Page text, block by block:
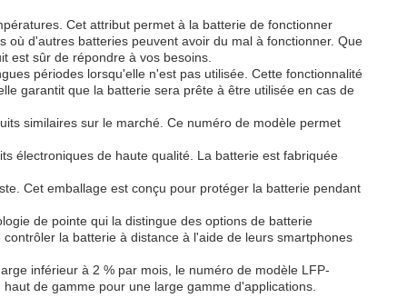
Cet attribut permet à la batterie de fonctionner
d'autres batteries peuvent avoir du mal à fonctionner. Que
est sûr de répondre à vos besoins.
périodes lorsqu'elle n'est pas utilisée. Cette fonctionnalité
garantit que la batterie sera prête à être utilisée en cas de
similaires sur le marché. Ce numéro de modèle permet
électroniques de haute qualité. La batterie est fabriquée
Cet emballage est conçu pour protéger la batterie pendant
de pointe qui la distingue des options de batterie
la batterie à distance à l'aide de leurs smartphones
inférieur à 2 % par mois, le numéro de modèle LFP-
de gamme pour une large gamme d'applications.